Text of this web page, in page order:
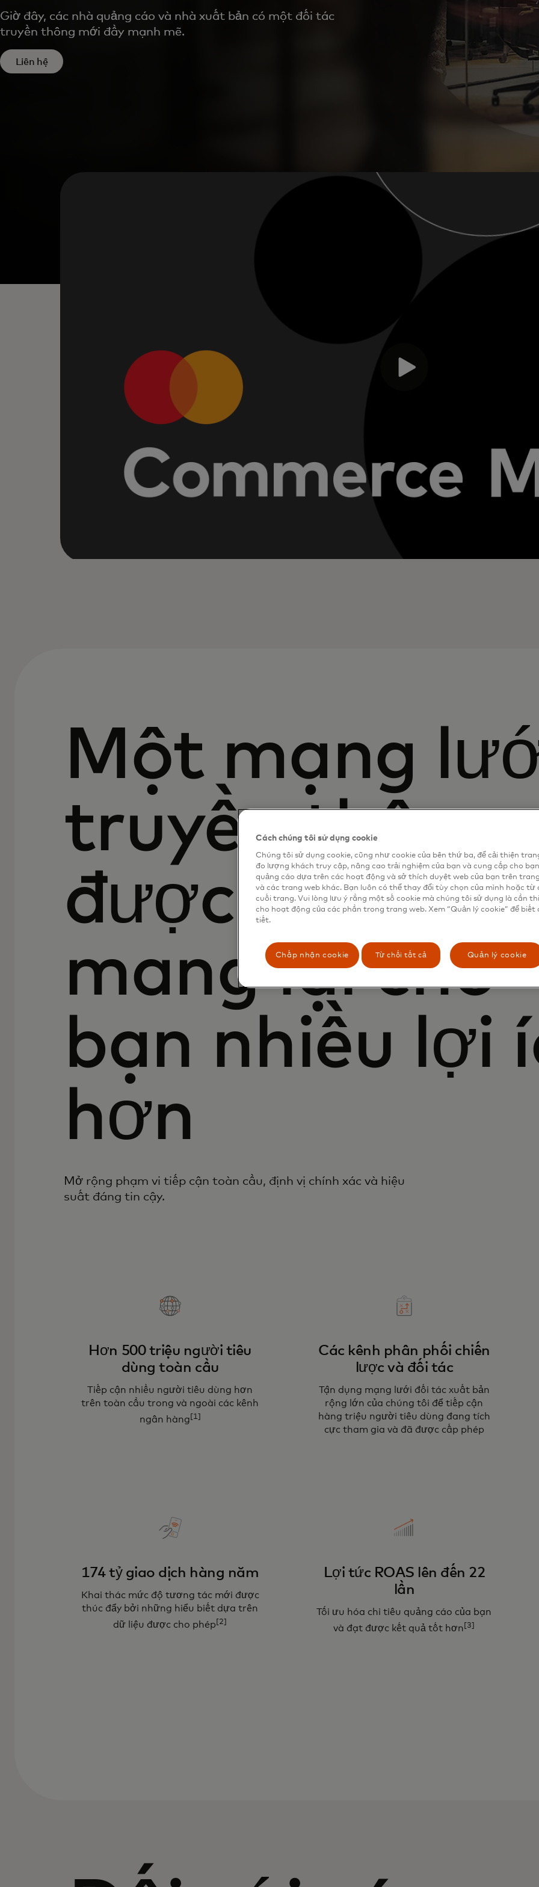
Giờ đây, các nhà quảng cáo và nhà xuất bản có một đối tác
truyền thông mới đầy mạnh mẽ.
Liên hệ
Một mạng
truyền thông
được thiết kế
mang lại cho
bạn nhiều lợi
hơn
Mở rộng phạm vi tiếp cận toàn cầu, định vị chính xác và hiệu
suất đáng tin cậy.
Hơn 500 triệu người tiêu
dùng toàn cầu
Tiếp cận nhiều người tiêu dùng hơn
trên toàn cầu trong và ngoài các kênh
ngân hàng [1]
Các kênh phân phối chiến
lược và đối tác
Tận dụng mạng lưới đối tác xuất bản
rộng lớn của chúng tôi để tiếp cận
hàng triệu người tiêu dùng đang tích
cực tham gia và đã được cấp phép
174 tỷ giao dịch hàng năm
Khai thác mức độ tương tác mới được
thúc đẩy bởi những hiểu biết dựa trên
dữ liệu được cho phép [2]
Lợi tức ROAS lên đến 22
lần
Tối ưu hóa chi tiêu quảng cáo của bạn
và đạt được kết quả tốt hơn [3]
Cách chúng tôi sử dụng cookie
Chúng tôi sử dụng cookie, cũng như cookie của bên thứ ba, để cải thiện
đo lượng khách truy cập, nâng cao trải nghiệm của bạn và cung cấp cho bạn
quảng cáo dựa trên các hoạt động và sở thích duyệt web của bạn trên
và các trang web khác. Bạn luôn có thể thay đổi tùy chọn của mình hoặc từ
cuối trang. Vui lòng lưu ý rằng một số cookie mà chúng tôi sử dụng là cần
cho hoạt động của các phần trong trang web. Xem “Quản lý cookie” để biết
tiết.
Chấp nhận cookie Từ chối tất cả Quản lý cookie